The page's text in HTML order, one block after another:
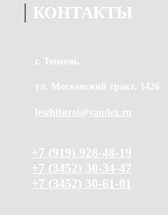
КОНТАКТЫ
г. Тюмень,
ул. Московский тракт, 142б
leszhilstroi@yandex.ru
+7 (919) 928-48-19
+7 (3452) 30-34-47
+7 (3452) 30-61-01